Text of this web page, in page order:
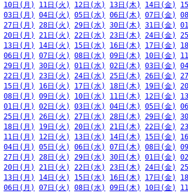
10日(月) 11日(火) 12日(水) 13日(木) 14日(金)
03日(月) 04日(火) 05日(水) 06日(木) 07日(金)
27日(月) 28日(火) 29日(水) 30日(木) 31日(金)
20日(月) 21日(火) 22日(水) 23日(木) 24日(金)
13日(月) 14日(火) 15日(水) 16日(木) 17日(金)
06日(月) 07日(火) 08日(水) 09日(木) 10日(金)
29日(月) 30日(火) 01日(水) 02日(木) 03日(金)
22日(月) 23日(火) 24日(水) 25日(木) 26日(金)
15日(月) 16日(火) 17日(水) 18日(木) 19日(金)
08日(月) 09日(火) 10日(水) 11日(木) 12日(金)
01日(月) 02日(火) 03日(水) 04日(木) 05日(金)
25日(月) 26日(火) 27日(水) 28日(木) 29日(金)
18日(月) 19日(火) 20日(水) 21日(木) 22日(金)
11日(月) 12日(火) 13日(水) 14日(木) 15日(金)
04日(月) 05日(火) 06日(水) 07日(木) 08日(金)
27日(月) 28日(火) 29日(水) 30日(木) 01日(金)
20日(月) 21日(火) 22日(水) 23日(木) 24日(金)
13日(月) 14日(火) 15日(水) 16日(木) 17日(金)
06日(月) 07日(火) 08日(水) 09日(木) 10日(金)